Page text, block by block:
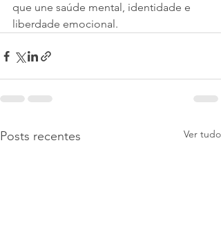
que une saúde mental, identidade e
liberdade emocional.
Posts recentes Ver tudo